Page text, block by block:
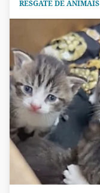
RESGATE DE ANIMAIS